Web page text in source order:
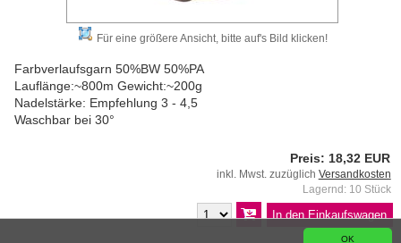
OK
Für eine größere Ansicht, bitte auf's Bild klicken!
Farbverlaufsgarn 50%BW 50%PA
Lauflänge:~800m Gewicht:~200g
Nadelstärke: Empfehlung 3 - 4,5
Waschbar bei 30°
Preis: 18,32 EUR
inkl. Mwst. zuzüglich Versandkosten
Lagernd: 10 Stück